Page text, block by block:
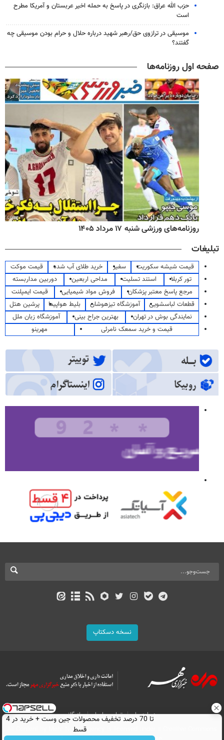
حزب الله عراق: بازنگری در پاسخ به حمله اخیر عربستان و آمریکا مطرح
است
موسیقی در ترازوی حق/رهبر شهید درباره حلال و حرام بودن موسیقی چه
گفتند؟
صفحه اول روزنامه‌ها
روزنامه‌های ورزشی شنبه ۱۷ مرداد ۱۴۰۵
تبلیغات
قیمت شیشه سکوریت سفیر خرید طلای آب شده
قیمت موکت
تور کربلا
استند تسلیت مداحی اربعین
دوربین مداربسته
مرجع پاسخ معتبر پزشکان
فروش مواد شیمیایی
قیمت ایمپلنت
قطعات لباسشویی
آموزشگاه تیزهوشان بلیط هواپیما
پرشین هتل
نمایندگی بوش در تهران
بهترین جراح بینی
آموزشگاه زبان ملل
قیمت و خرید سمعک نامرئی
مهرینو
نسخه دسکتاپ
درباره ما تماس با ما
بازرگانی
All Content by Mehr News Agency is licensed under a Creative Commons
تا 70 درصد تخفیف محصولات جین وست + خرید در 4
قسط